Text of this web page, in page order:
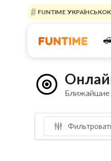
FUNTIME
Ближайшие